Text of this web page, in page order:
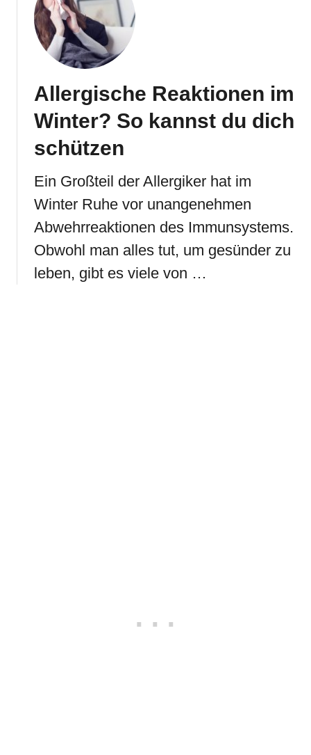
Allergische Reaktionen im
Winter? So kannst du dich
schützen
Ein Großteil der Allergiker hat im
Winter Ruhe vor unangenehmen
Abwehrreaktionen des Immunsystems.
Obwohl man alles tut, um gesünder zu
leben, gibt es viele von …